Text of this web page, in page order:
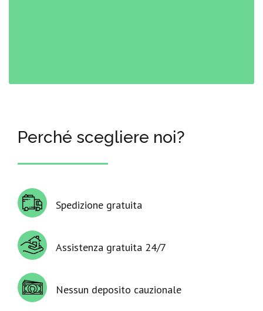
Perché scegliere noi?
Spedizione gratuita
Assistenza gratuita 24/7
Nessun deposito cauzionale